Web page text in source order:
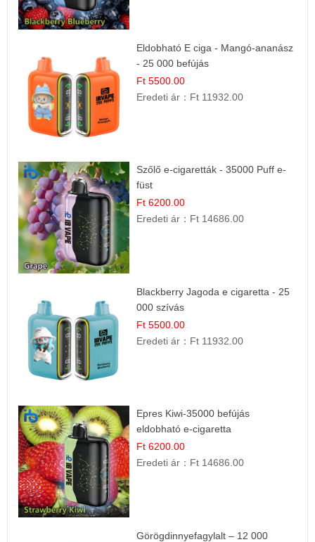
Eldobható E ciga - Mangó-ananász
- 25 000 befújás
Ft 5500.00
Eredeti ár： Ft 11932.00
Szőlő e-cigaretták - 35000 Puff e-
füst
Ft 6200.00
Eredeti ár： Ft 14686.00
Blackberry Jagoda e cigaretta - 25
000 szívás
Ft 5500.00
Eredeti ár： Ft 11932.00
Epres Kiwi-35000 befújás
eldobható e-cigaretta
Ft 6200.00
Eredeti ár： Ft 14686.00
Görögdinnyefagylalt – 12 000